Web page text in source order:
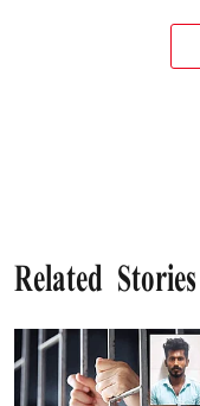
Related Stories